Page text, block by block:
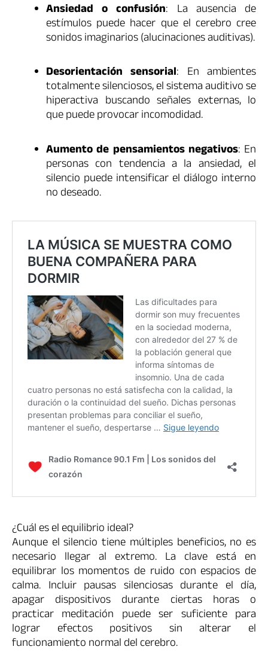
Ansiedad o confusión: La ausencia de
estímulos puede hacer que el cerebro cree
sonidos imaginarios (alucinaciones auditivas).
Desorientación sensorial: En ambientes
totalmente silenciosos, el sistema auditivo se
hiperactiva buscando señales externas, lo
que puede provocar incomodidad.
Aumento de pensamientos negativos: En
personas con tendencia a la ansiedad, el
silencio puede intensificar el diálogo interno
no deseado.
¿Cuál es el equilibrio ideal?
Aunque el silencio tiene múltiples beneficios, no es
necesario llegar al extremo. La clave está en
equilibrar los momentos de ruido con espacios de
calma. Incluir pausas silenciosas durante el día,
apagar dispositivos durante ciertas horas o
practicar meditación puede ser suficiente para
lograr efectos positivos sin alterar el
funcionamiento normal del cerebro.